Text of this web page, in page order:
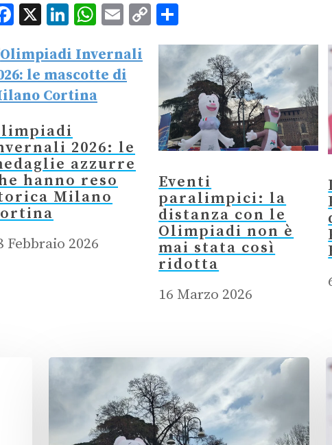
Facebook
X LinkedIn
WhatsApp
Email
Copy
2026: le
azzurre
hanno reso
Milano
Febbraio 2026
Eventi
paralimpici: la
distanza con le
Olimpiadi non è
mai stata così
ridotta
16 Marzo 2026